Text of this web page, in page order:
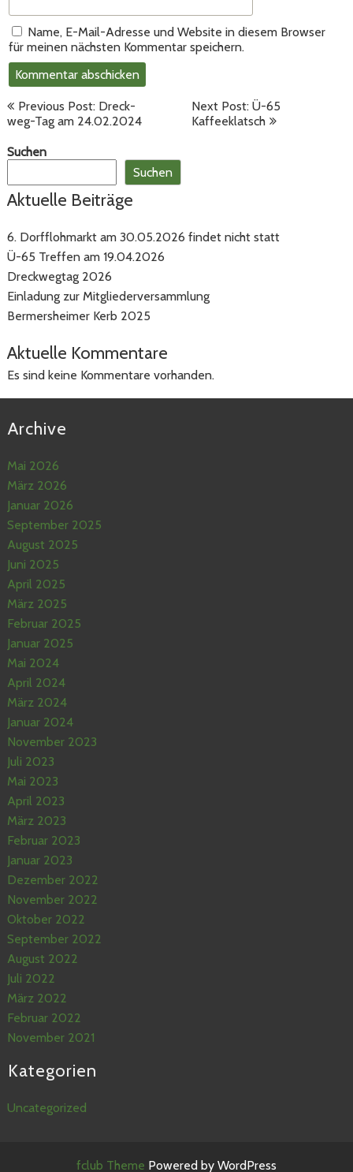
Name, E-Mail-Adresse und Website in diesem Browser
für meinen nächsten Kommentar speichern.
Beitragsnavigation
Previous Post: Dreck-
weg-Tag am 24.02.2024
Next Post: Ü-65
Kaffeeklatsch
Suchen
Suchen
Aktuelle Beiträge
6. Dorfflohmarkt am 30.05.2026 findet nicht statt
Ü-65 Treffen am 19.04.2026
Dreckwegtag 2026
Einladung zur Mitgliederversammlung
Bermersheimer Kerb 2025
Aktuelle Kommentare
Es sind keine Kommentare vorhanden.
Archive
Mai 2026
März 2026
Januar 2026
September 2025
August 2025
Juni 2025
April 2025
März 2025
Februar 2025
Januar 2025
Mai 2024
April 2024
März 2024
Januar 2024
November 2023
Juli 2023
Mai 2023
April 2023
März 2023
Februar 2023
Januar 2023
Dezember 2022
November 2022
Oktober 2022
September 2022
August 2022
Juli 2022
März 2022
Februar 2022
November 2021
Kategorien
Uncategorized
fclub Theme Powered by WordPress